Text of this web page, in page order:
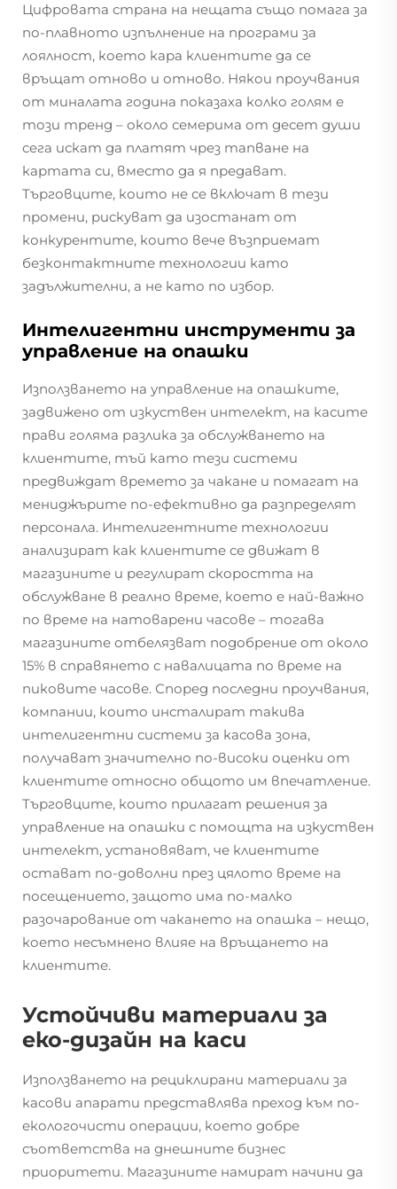
Цифровата страна на нещата също помага за
по-плавното изпълнение на програми за
лоялност, което кара клиентите да се
връщат отново и отново. Някои проучвания
от миналата година показаха колко голям е
този тренд – около семерима от десет души
сега искат да платят чрез тапване на
картата си, вместо да я предават.
Търговците, които не се включат в тези
промени, рискуват да изостанат от
конкурентите, които вече възприемат
безконтактните технологии като
задължителни, а не като по избор.
Интелигентни инструменти за
управление на опашки
Използването на управление на опашките,
задвижено от изкуствен интелект, на касите
прави голяма разлика за обслужването на
клиентите, тъй като тези системи
предвиждат времето за чакане и помагат на
мениджърите по-ефективно да разпределят
персонала. Интелигентните технологии
анализират как клиентите се движат в
магазините и регулират скоростта на
обслужване в реално време, което е най-важно
по време на натоварени часове – тогава
магазините отбелязват подобрение от около
15% в справянето с навалицата по време на
пиковите часове. Според последни проучвания,
компании, които инсталират такива
интелигентни системи за касова зона,
получават значително по-високи оценки от
клиентите относно общото им впечатление.
Търговците, които прилагат решения за
управление на опашки с помощта на изкуствен
интелект, установяват, че клиентите
остават по-доволни през цялото време на
посещението, защото има по-малко
разочарование от чакането на опашка – нещо,
което несъмнено влияе на връщането на
клиентите.
Устойчиви материали за
еко-дизайн на каси
Използването на рециклирани материали за
касови апарати представлява преход към по-
екологочисти операции, което добре
съответства на днешните бизнес
приоритети. Магазините намират начини да